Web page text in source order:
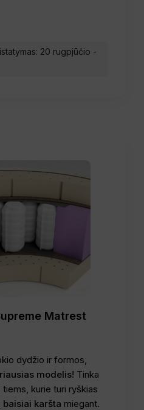
20 rugpjūčio -
Matrest
dydžio ir formos,
modelis! Tinka
kurie turi ryškias
baisiai karšta miegant.